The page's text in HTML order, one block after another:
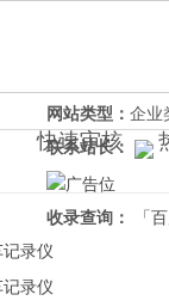
快速审核
网站类型： 企业
联系站长：
收录查询：
「
录仪
录仪